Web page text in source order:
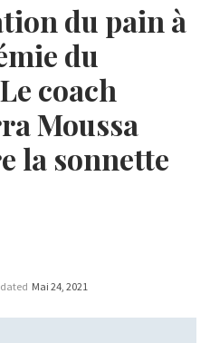
du pain à
du
coach
Moussa
la sonnette
Mai 24, 2021